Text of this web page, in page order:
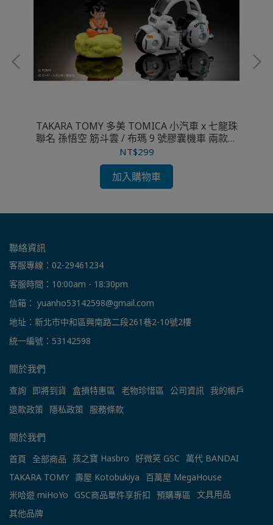
TAKARA TOMY 多美 TOMICA 小汽車 x 七龍珠
聯名 孫悟空 筋斗雲 / 布瑪 9 號膠囊機車 兩款分
售
NT$299
加入購物車
聯絡資訊
客服專線：02-29461234
客服時間：10:00am - 18:30pm
信箱： yuanho53142598@gmail.com
地址：新北市中和區興南路二段261巷2-10號2樓
統一編號：53142598
關於我們
查詢 即將到貨 盒損特惠區 老物珍惜區 公司資訊 我的帳戶
退款政策 隱私政策 服務條款
關於我們
首頁 全部商品 孩之寶 Hasbro 好微笑 GSC
萬代 BANDAI
TAKARA TOMY 壽屋 Kotobukiya
百萬屋 MegaHouse
米哈遊 miHoYo GSC商品單件享折扣 預購專區 文具用品
其他品牌